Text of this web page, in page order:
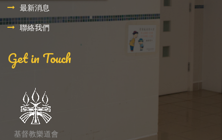
最新消息
聯絡我們
Get in Touch
基督教樂道會